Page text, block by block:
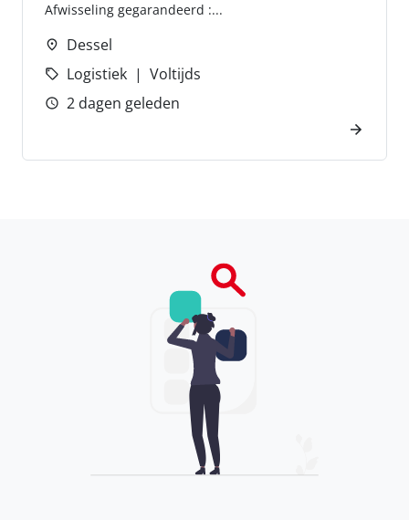
Afwisseling gegarandeerd :...
Dessel
Logistiek
Voltijds
2 dagen geleden